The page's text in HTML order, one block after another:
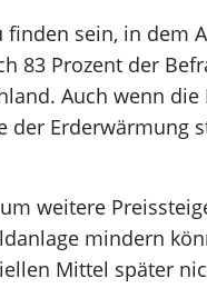
sein, in dem
83 Prozent der
Auch wenn die
der Erderwärmung
weitere
mindern
Mittel später